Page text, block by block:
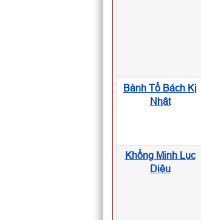
Bành Tổ Bách Kị
Nhật
Khổng Minh Lục
Diệu